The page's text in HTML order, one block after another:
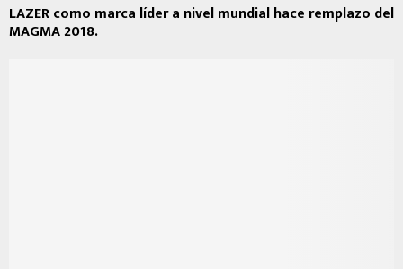
LAZER como marca líder a nivel mundial hace remplazo del
MAGMA 2018.